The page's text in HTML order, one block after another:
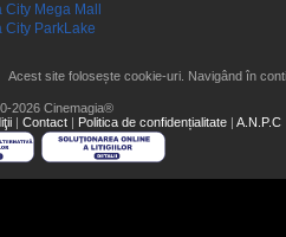
Mega Mall
City ParkLake
Acest site folosește cookie-uri. Navigând în
2026 Cinemagia®
| Contact | Politica de confidențialitate | A.N.P.C